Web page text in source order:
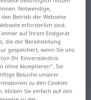
antippen)
Notwendige,
Betrieb der Webseite
erforderlich sind,
auf Ihrem Endgerät
die der Bereitstellung
gespeichert, wenn Sie uns
Ihr Einverständnis
ohne Akzeptieren“. Sie
Besuche unserer
zu den Cookies
klicken Sie einfach auf den